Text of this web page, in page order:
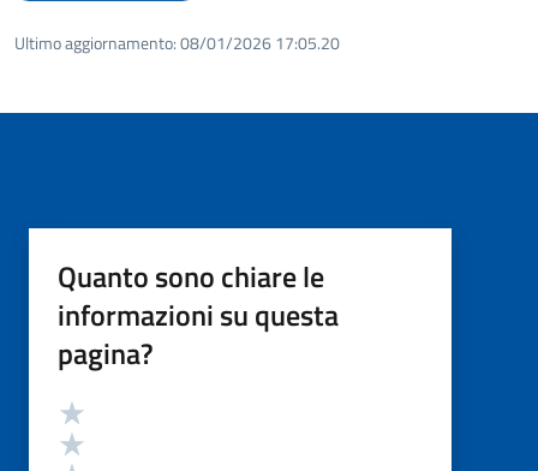
Ultimo aggiornamento:08/01/2026 17:05.20
Quanto sono chiare le
informazioni su questa
pagina?
Valutazione